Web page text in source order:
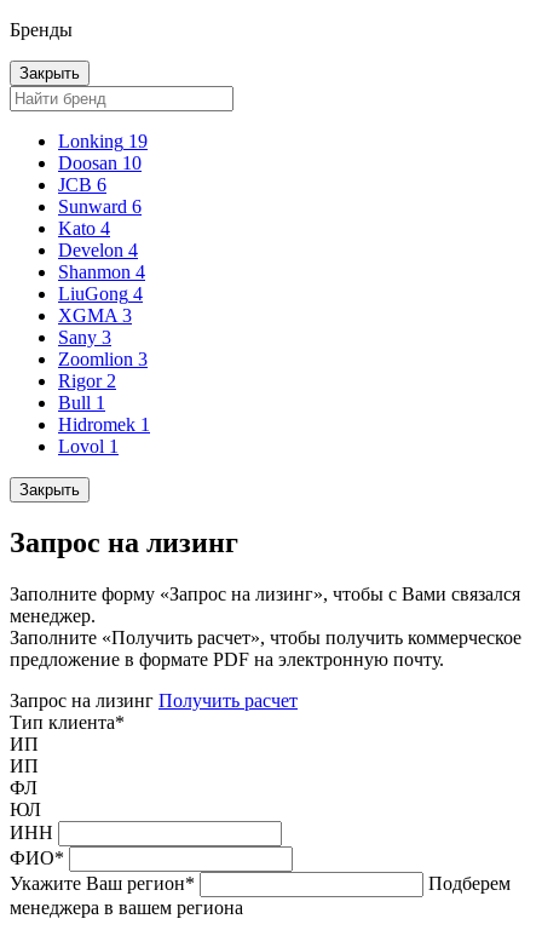
Бренды
Закрыть
Lonking 19
Doosan 10
JCB 6
Sunward 6
Kato 4
Develon 4
Shanmon 4
LiuGong 4
XGMA 3
Sany 3
Zoomlion 3
Rigor 2
Bull 1
Hidromek 1
Lovol 1
Закрыть
Запрос на лизинг
Заполните форму «Запрос на лизинг», чтобы с Вами связался
менеджер.
Заполните «Получить расчет», чтобы получить коммерческое
предложение в формате PDF на электронную почту.
Запрос на лизинг Получить расчет
Тип клиента*
ИП
ИП
ФЛ
ЮЛ
ИНН
ФИО*
Укажите Ваш регион*
Подберем
менеджера в вашем региона